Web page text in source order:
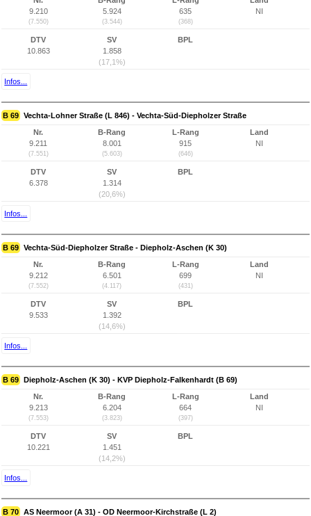
9.210
(7.550)
5.924
(3.544)
635
(368)
NI
DTV
10.863
SV
1.858
(17,1%)
BPL
Infos...
B 69 Vechta-Lohner Straße (L 846) - Vechta-Süd-Diepholzer Straße
Nr.
9.211
(7.551)
B-Rang
8.001
(5.603)
L-Rang
915
(646)
Land
NI
DTV
6.378
SV
1.314
(20,6%)
BPL
Infos...
B 69 Vechta-Süd-Diepholzer Straße - Diepholz-Aschen (K 30)
Nr.
9.212
(7.552)
B-Rang
6.501
(4.117)
L-Rang
699
(431)
Land
NI
DTV
9.533
SV
1.392
(14,6%)
BPL
Infos...
B 69 Diepholz-Aschen (K 30) - KVP Diepholz-Falkenhardt (B 69)
Nr.
9.213
(7.553)
B-Rang
6.204
(3.823)
L-Rang
664
(397)
Land
NI
DTV
10.221
SV
1.451
(14,2%)
BPL
Infos...
B 70 AS Neermoor (A 31) - OD Neermoor-Kirchstraße (L 2)